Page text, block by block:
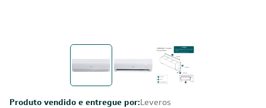
Produto vendido e entregue por:Leveros